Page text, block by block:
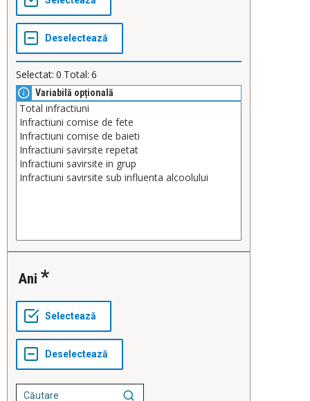
Selectat: 0 Total: 6
Variabilă opțională
Ani